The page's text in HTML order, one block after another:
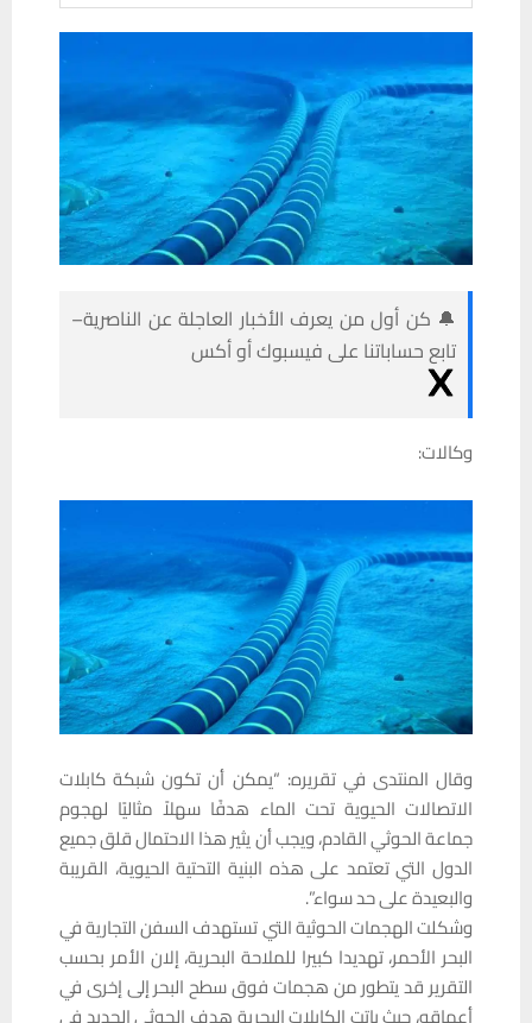
🔔 كن أول من يعرف الأخبار العاجلة عن الناصرية–
تابع حساباتنا على فيسبوك أو أكس
وكالات:
وقال المنتدى في تقريره: “يمكن أن تكون شبكة كابلات
الاتصالات الحيوية تحت الماء هدفًا سهلاً مثاليًا لهجوم
جماعة الحوثي القادم، ويجب أن يثير هذا الاحتمال قلق جميع
الدول التي تعتمد على هذه البنية التحتية الحيوية، القريبة
والبعيدة على حد سواء”.
وشكلت الهجمات الحوثية التي تستهدف السفن التجارية في
البحر الأحمر، تهديدا كبيرا للملاحة البحرية، إلان الأمر بحسب
التقرير قد يتطور من هجمات فوق سطح البحر إلى إخرى في